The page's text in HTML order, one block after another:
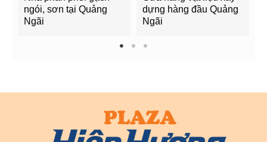
ngói, sơn tại Quảng
Ngãi
dựng hàng đầu Quảng
Ngãi
1 2 3